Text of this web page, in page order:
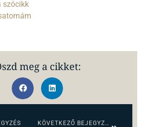
szócikk
meg a cikket:
KÖVETKEZŐ BEJEGYZÉS